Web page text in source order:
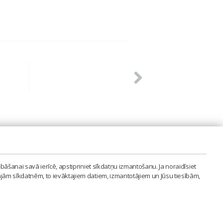
savā ierīcē, apstipriniet sīkdatņu izmantošanu. Ja noraidīsiet
sīkdatnēm, to ievāktajiem datiem, izmantotājiem un Jūsu tiesībām,